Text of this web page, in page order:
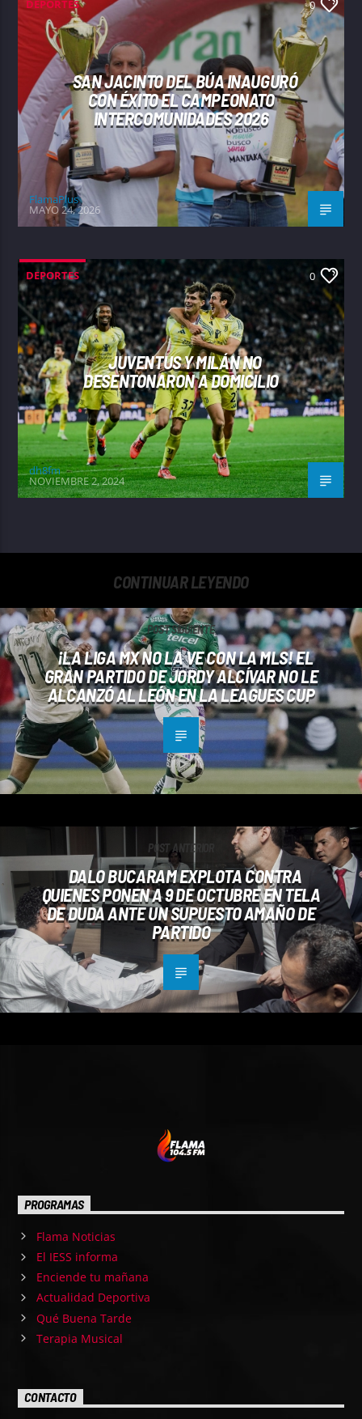
DEPORTES 0
SAN JACINTO DEL BÚA INAUGURÓ
CON ÉXITO EL CAMPEONATO
INTERCOMUNIDADES 2026
FlamaPlus
MAYO 24, 2026
DEPORTES 0
JUVENTUS Y MILÁN NO
DESENTONARON A DOMICILIO
dh8fm
NOVIEMBRE 2, 2024
CONTINUAR LEYENDO
POST SIGUIENTE
¡LA LIGA MX NO LA VE CON LA MLS! EL
GRAN PARTIDO DE JORDY ALCÍVAR NO LE
ALCANZÓ AL LEÓN EN LA LEAGUES CUP
POST ANTERIOR
DALO BUCARAM EXPLOTA CONTRA
QUIENES PONEN A 9 DE OCTUBRE EN TELA
DE DUDA ANTE UN SUPUESTO AMAÑO DE
PARTIDO
PROGRAMAS
Flama Noticias
El IESS informa
Enciende tu mañana
Actualidad Deportiva
Qué Buena Tarde
Terapia Musical
CONTACTO